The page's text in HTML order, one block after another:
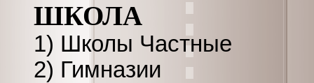
ШКОЛА
1) Школы Частные
2) Гимназии